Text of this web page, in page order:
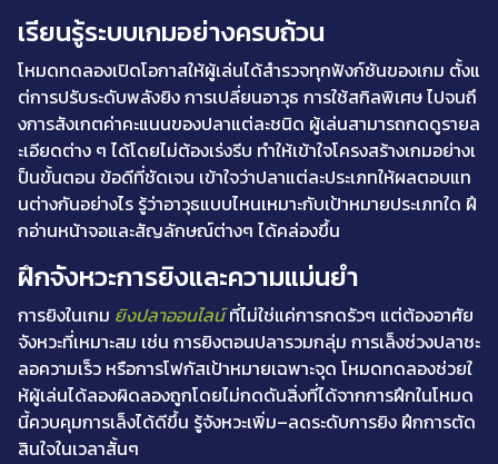
เรียนรู้ระบบเกมอย่างครบถ้วน
โหมดทดลองเปิดโอกาสให้ผู้เล่นได้สำรวจทุกฟังก์ชันของเกม ตั้งแ
ต่การปรับระดับพลังยิง การเปลี่ยนอาวุธ การใช้สกิลพิเศษ ไปจนถึ
งการสังเกตค่าคะแนนของปลาแต่ละชนิด ผู้เล่นสามารถกดดูรายล
ะเอียดต่าง ๆ ได้โดยไม่ต้องเร่งรีบ ทำให้เข้าใจโครงสร้างเกมอย่างเ
ป็นขั้นตอน ข้อดีที่ชัดเจน เข้าใจว่าปลาแต่ละประเภทให้ผลตอบแท
นต่างกันอย่างไร รู้ว่าอาวุธแบบไหนเหมาะกับเป้าหมายประเภทใด ฝึ
กอ่านหน้าจอและสัญลักษณ์ต่างๆ ได้คล่องขึ้น
ฝึกจังหวะการยิงและความแม่นยำ
การยิงในเกม ยิงปลาออนไลน์ที่ไม่ใช่แค่การกดรัวๆ แต่ต้องอาศัย
จังหวะที่เหมาะสม เช่น การยิงตอนปลารวมกลุ่ม การเล็งช่วงปลาชะ
ลอความเร็ว หรือการโฟกัสเป้าหมายเฉพาะจุด โหมดทดลองช่วยใ
ห้ผู้เล่นได้ลองผิดลองถูกโดยไม่กดดันสิ่งที่ได้จากการฝึกในโหมด
นี้ควบคุมการเล็งได้ดีขึ้น รู้จังหวะเพิ่ม–ลดระดับการยิง ฝึกการตัด
สินใจในเวลาสั้นๆ